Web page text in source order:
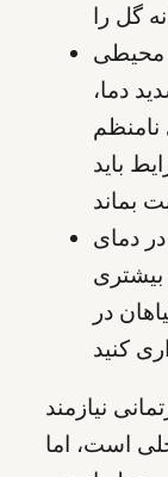
محیطی
دما،
نامنظم
باید
دمای
در
نیازمند
است، اما